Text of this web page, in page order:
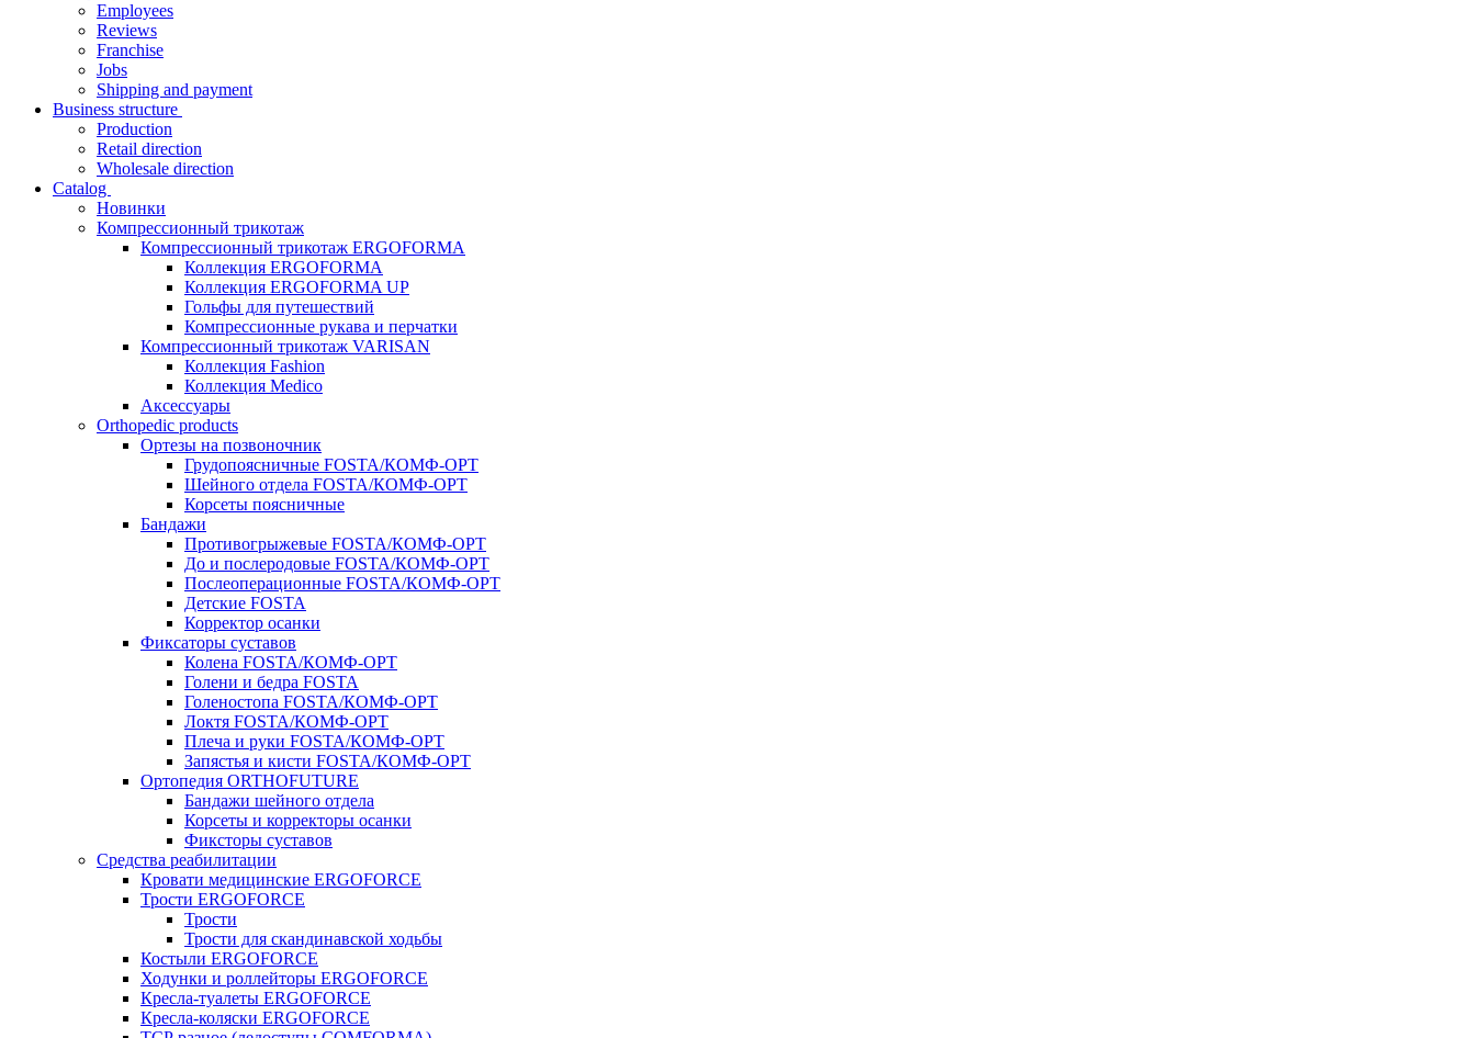
Employees
Reviews
Franchise
Jobs
Shipping and payment
Business structure
Production
Retail direction
Wholesale direction
Catalog
Новинки
Компрессионный трикотаж
Компрессионный трикотаж ERGOFORMA
Коллекция ERGOFORMA
Коллекция ERGOFORMA UP
Гольфы для путешествий
Компрессионные рукава и перчатки
Компрессионный трикотаж VARISAN
Коллекция Fashion
Коллекция Medico
Аксессуары
Orthopedic products
Ортезы на позвоночник
Грудопоясничные FOSTA/КОМФ-ОРТ
Шейного отдела FOSTA/КОМФ-ОРТ
Корсеты поясничные
Бандажи
Противогрыжевые FOSTA/КОМФ-ОРТ
До и послеродовые FOSTA/КОМФ-ОРТ
Послеоперационные FOSTA/КОМФ-ОРТ
Детские FOSTA
Корректор осанки
Фиксаторы суставов
Колена FOSTA/КОМФ-ОРТ
Голени и бедра FOSTA
Голеностопа FOSTA/КОМФ-ОРТ
Локтя FOSTA/КОМФ-ОРТ
Плеча и руки FOSTA/КОМФ-ОРТ
Запястья и кисти FOSTA/КОМФ-ОРТ
Ортопедия ORTHOFUTURE
Бандажи шейного отдела
Корсеты и корректоры осанки
Фиксторы суставов
Средства реабилитации
Кровати медицинские ERGOFORCE
Трости ERGOFORCE
Трости
Трости для скандинавской ходьбы
Костыли ERGOFORCE
Ходунки и роллейторы ERGOFORCE
Кресла-туалеты ERGOFORCE
Кресла-коляски ERGOFORCE